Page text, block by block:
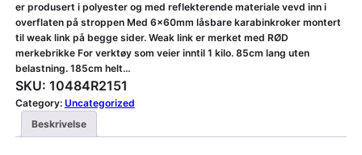
er produsert i polyester og med reflekterende materiale vevd inn i
overflaten på stroppen Med 6x60mm låsbare karabinkroker montert
til weak link på begge sider. Weak link er merket med RØD
merkebrikke For verktøy som veier inntil 1 kilo. 85cm lang uten
belastning. 185cm helt…
SKU: 10484R2151
Category: Uncategorized
Beskrivelse